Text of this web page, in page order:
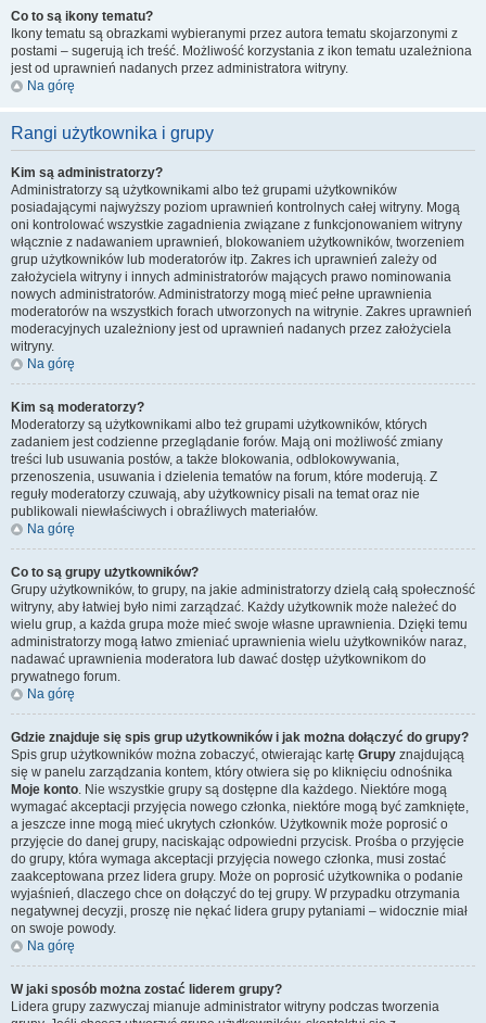
Co to są ikony tematu?
Ikony tematu są obrazkami wybieranymi przez autora tematu skojarzonymi z
postami – sugerują ich treść. Możliwość korzystania z ikon tematu uzależniona
jest od uprawnień nadanych przez administratora witryny.
Na górę
Rangi użytkownika i grupy
Kim są administratorzy?
Administratorzy są użytkownikami albo też grupami użytkowników
posiadającymi najwyższy poziom uprawnień kontrolnych całej witryny. Mogą
oni kontrolować wszystkie zagadnienia związane z funkcjonowaniem witryny
włącznie z nadawaniem uprawnień, blokowaniem użytkowników, tworzeniem
grup użytkowników lub moderatorów itp. Zakres ich uprawnień zależy od
założyciela witryny i innych administratorów mających prawo nominowania
nowych administratorów. Administratorzy mogą mieć pełne uprawnienia
moderatorów na wszystkich forach utworzonych na witrynie. Zakres uprawnień
moderacyjnych uzależniony jest od uprawnień nadanych przez założyciela
witryny.
Na górę
Kim są moderatorzy?
Moderatorzy są użytkownikami albo też grupami użytkowników, których
zadaniem jest codzienne przeglądanie forów. Mają oni możliwość zmiany
treści lub usuwania postów, a także blokowania, odblokowywania,
przenoszenia, usuwania i dzielenia tematów na forum, które moderują. Z
reguły moderatorzy czuwają, aby użytkownicy pisali na temat oraz nie
publikowali niewłaściwych i obraźliwych materiałów.
Na górę
Co to są grupy użytkowników?
Grupy użytkowników, to grupy, na jakie administratorzy dzielą całą społeczność
witryny, aby łatwiej było nimi zarządzać. Każdy użytkownik może należeć do
wielu grup, a każda grupa może mieć swoje własne uprawnienia. Dzięki temu
administratorzy mogą łatwo zmieniać uprawnienia wielu użytkowników naraz,
nadawać uprawnienia moderatora lub dawać dostęp użytkownikom do
prywatnego forum.
Na górę
Gdzie znajduje się spis grup użytkowników i jak można dołączyć do grupy?
Spis grup użytkowników można zobaczyć, otwierając kartę Grupy znajdującą
się w panelu zarządzania kontem, który otwiera się po kliknięciu odnośnika
Moje konto. Nie wszystkie grupy są dostępne dla każdego. Niektóre mogą
wymagać akceptacji przyjęcia nowego członka, niektóre mogą być zamknięte,
a jeszcze inne mogą mieć ukrytych członków. Użytkownik może poprosić o
przyjęcie do danej grupy, naciskając odpowiedni przycisk. Prośba o przyjęcie
do grupy, która wymaga akceptacji przyjęcia nowego członka, musi zostać
zaakceptowana przez lidera grupy. Może on poprosić użytkownika o podanie
wyjaśnień, dlaczego chce on dołączyć do tej grupy. W przypadku otrzymania
negatywnej decyzji, proszę nie nękać lidera grupy pytaniami – widocznie miał
on swoje powody.
Na górę
W jaki sposób można zostać liderem grupy?
Lidera grupy zazwyczaj mianuje administrator witryny podczas tworzenia